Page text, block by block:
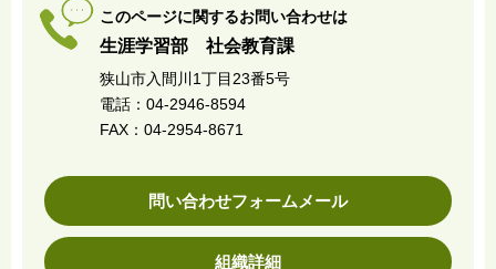
このページに関するお問い合わせは
生涯学習部 社会教育課
狭山市入間川1丁目23番5号
電話：04-2946-8594
FAX：04-2954-8671
問い合わせフォームメール
組織詳細